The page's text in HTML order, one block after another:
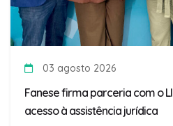
03 agosto 2026
Fanese firma parceria com o
acesso à assistência jurídica